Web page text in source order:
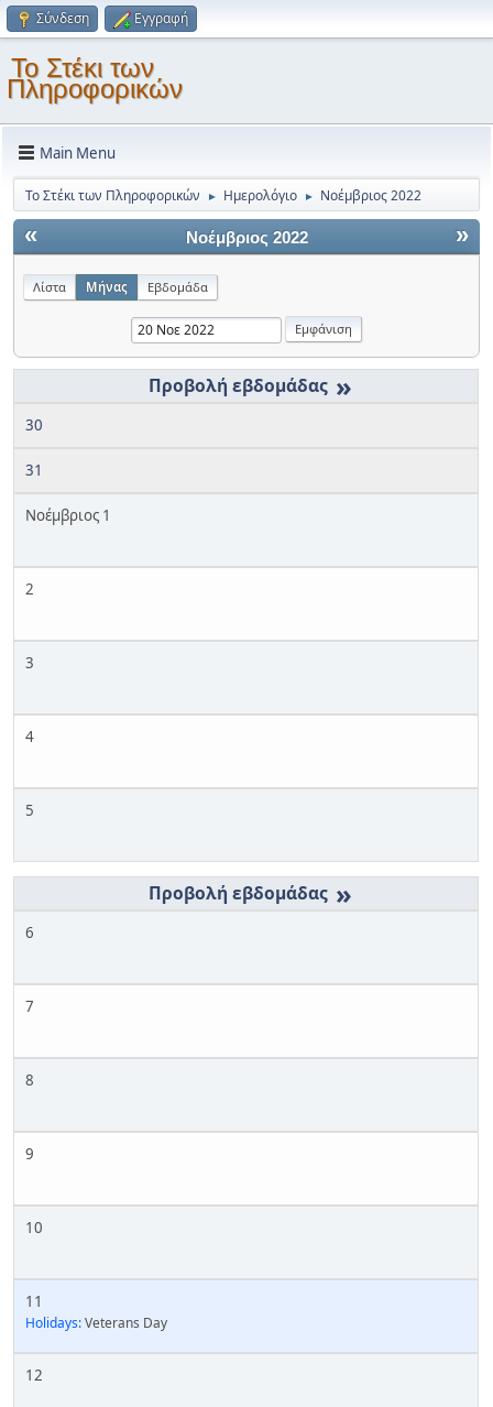
Σύνδεση Εγγραφή
Το Στέκι των
Πληροφορικών
Main Menu
Το Στέκι των Πληροφορικών ► Ημερολόγιο ► Νοέμβριος 2022
« »
Νοέμβριος 2022
Λίστα Μήνας Εβδομάδα
»
30
31
Νοέμβριος 1
2
3
4
5
»
6
7
8
9
10
11
Holidays:Veterans Day
12